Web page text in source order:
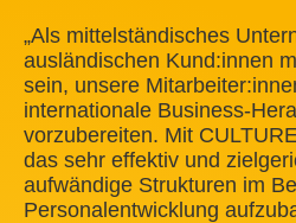
„Als mittelständisches
ausländischen Kund:innen
sein, unsere
internationale Business-
vorzubereiten. Mit
das sehr effektiv und
aufwändige Strukturen im
Personalentwicklung